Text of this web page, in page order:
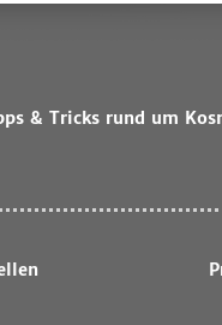
& Tricks rund um